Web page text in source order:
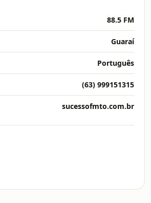
88.5 FM
Guaraí
Português
(63) 999151315
sucessofmto.com.br